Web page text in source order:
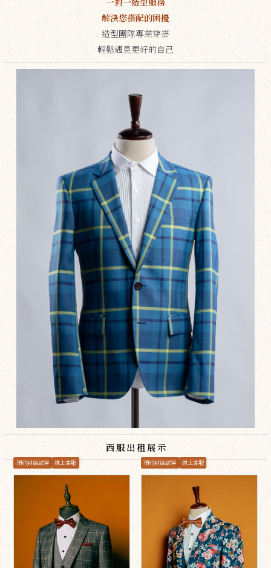
解決您搭配的困擾
造型團隊專業穿搭
輕鬆遇見更好的自己
西服出租展示
預約到店試穿 線上客服 預約到店試穿 線上客服